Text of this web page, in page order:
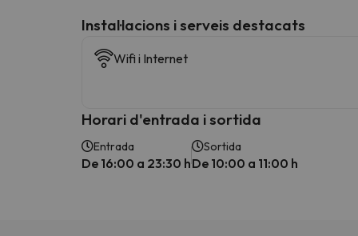
Instal·lacions i serveis destacats
Wifi i Internet
Horari d'entrada i sortida
Entrada
De 16:00 a 23:30 h
Sortida
De 10:00 a 11:00 h